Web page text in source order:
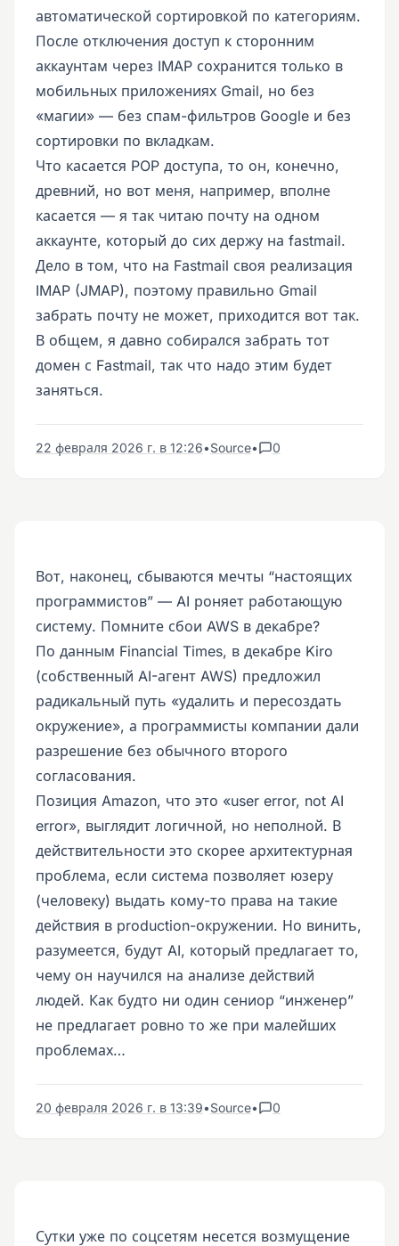
автоматической сортировкой по категориям.
После отключения доступ к сторонним
аккаунтам через IMAP сохранится только в
мобильных приложениях Gmail, но без
«магии» — без спам-фильтров Google и без
сортировки по вкладкам.
Что касается POP доступа, то он, конечно,
древний, но вот меня, например, вполне
касается — я так читаю почту на одном
аккаунте, который до сих держу на fastmail.
Дело в том, что на Fastmail своя реализация
IMAP (JMAP), поэтому правильно Gmail
забрать почту не может, приходится вот так.
В общем, я давно собирался забрать тот
домен с Fastmail, так что надо этим будет
заняться.
22 февраля 2026 г. в 12:26•Source• 0
Вот, наконец, сбываются мечты “настоящих
программистов” — AI роняет работающую
систему. Помните сбои AWS в декабре?
По данным Financial Times, в декабре Kiro
(собственный AI-агент AWS) предложил
радикальный путь «удалить и пересоздать
окружение», а программисты компании дали
разрешение без обычного второго
согласования.
Позиция Amazon, что это «user error, not AI
error», выглядит логичной, но неполной. В
действительности это скорее архитектурная
проблема, если система позволяет юзеру
(человеку) выдать кому-то права на такие
действия в production-окружении. Но винить,
разумеется, будут AI, который предлагает то,
чему он научился на анализе действий
людей. Как будто ни один сениор “инженер”
не предлагает ровно то же при малейших
проблемах…
20 февраля 2026 г. в 13:39•Source• 0
Сутки уже по соцсетям несется возмущение